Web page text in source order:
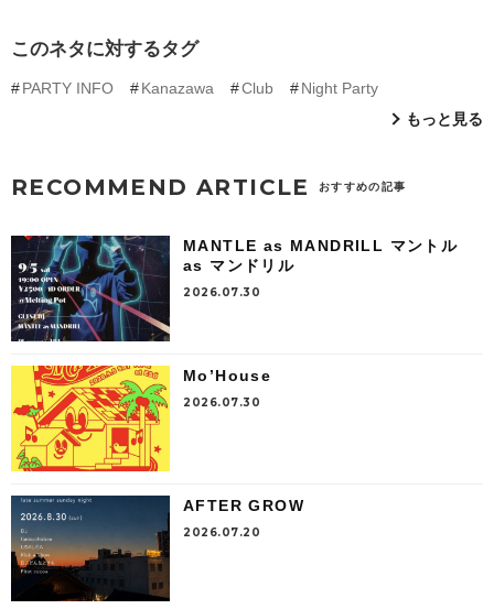
このネタに対するタグ
PARTY INFO Kanazawa Club
Night Party
もっと見る
RECOMMEND ARTICLE おすすめの記事
MANTLE as MANDRILL マントル
as マンドリル
2026.07.30
Mo’House
2026.07.30
AFTER GROW
2026.07.20